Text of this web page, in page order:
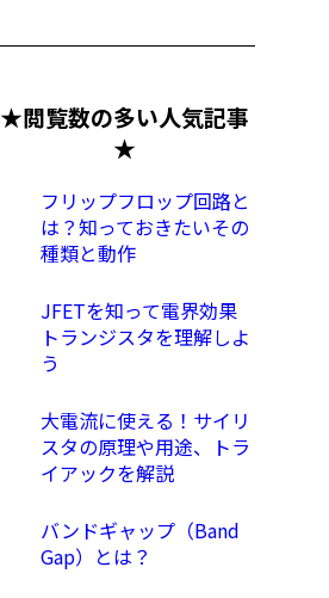
★閲覧数の多い人気記事
★
フリップフロップ回路と
は？知っておきたいその
種類と動作
JFETを知って電界効果
トランジスタを理解しよ
う
大電流に使える！サイリ
スタの原理や用途、トラ
イアックを解説
バンドギャップ（Band
Gap）とは？